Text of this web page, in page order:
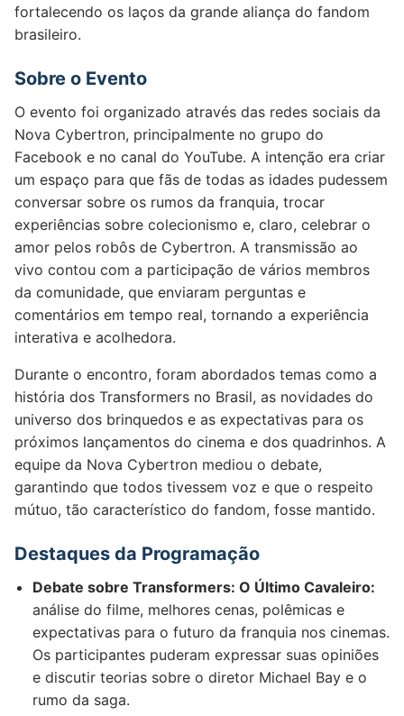
fortalecendo os laços da grande aliança do fandom
brasileiro.
Sobre o Evento
O evento foi organizado através das redes sociais da
Nova Cybertron, principalmente no grupo do
Facebook e no canal do YouTube. A intenção era criar
um espaço para que fãs de todas as idades pudessem
conversar sobre os rumos da franquia, trocar
experiências sobre colecionismo e, claro, celebrar o
amor pelos robôs de Cybertron. A transmissão ao
vivo contou com a participação de vários membros
da comunidade, que enviaram perguntas e
comentários em tempo real, tornando a experiência
interativa e acolhedora.
Durante o encontro, foram abordados temas como a
história dos Transformers no Brasil, as novidades do
universo dos brinquedos e as expectativas para os
próximos lançamentos do cinema e dos quadrinhos. A
equipe da Nova Cybertron mediou o debate,
garantindo que todos tivessem voz e que o respeito
mútuo, tão característico do fandom, fosse mantido.
Destaques da Programação
Debate sobre Transformers: O Último Cavaleiro:
análise do filme, melhores cenas, polêmicas e
expectativas para o futuro da franquia nos cinemas.
Os participantes puderam expressar suas opiniões
e discutir teorias sobre o diretor Michael Bay e o
rumo da saga.